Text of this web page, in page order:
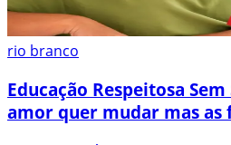
rio branco
Educação Respeitosa
amor quer mudar mas as